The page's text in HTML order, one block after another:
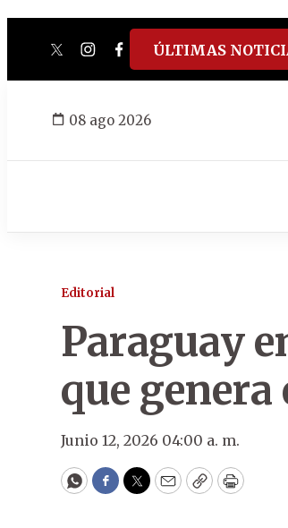
twitterinstagram
facebook
tiktokyoutube
spotify
ÚLTIMAS
08 ago 2026
Editorial
Paraguay
que
Junio 12, 2026 04:00 a. m.
WhatsApp
Facebook
Twitter
EmailCopyPrint